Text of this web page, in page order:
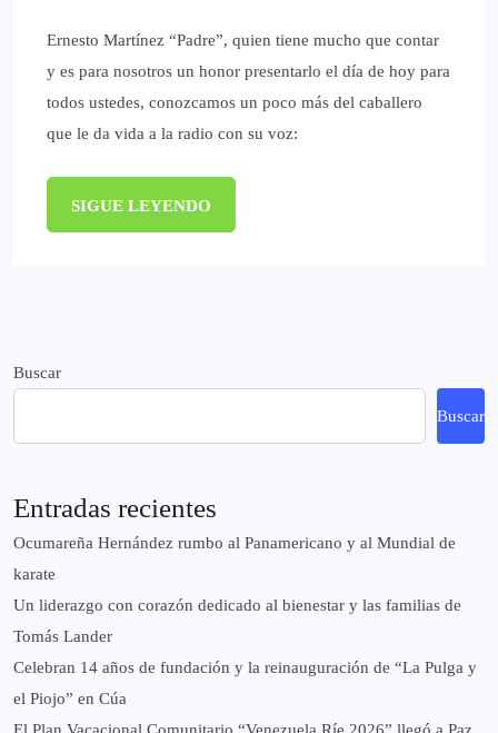
Ernesto Martínez “Padre”, quien tiene mucho que contar
y es para nosotros un honor presentarlo el día de hoy para
todos ustedes, conozcamos un poco más del caballero
que le da vida a la radio con su voz:
SIGUE LEYENDO
Buscar
Buscar
Entradas recientes
Ocumareña Hernández rumbo al Panamericano y al Mundial de
karate
Un liderazgo con corazón dedicado al bienestar y las familias de
Tomás Lander
Celebran 14 años de fundación y la reinauguración de “La Pulga y
el Piojo” en Cúa